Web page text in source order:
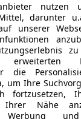
BMW i5
€ 61
nutzen
darunter
unserer
die
um Ihre
fortzusetzen,
Ihrer Nähe
Werbung